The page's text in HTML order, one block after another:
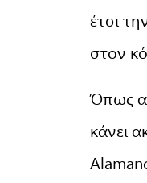
έτσι
στον
Όπως
κάνει